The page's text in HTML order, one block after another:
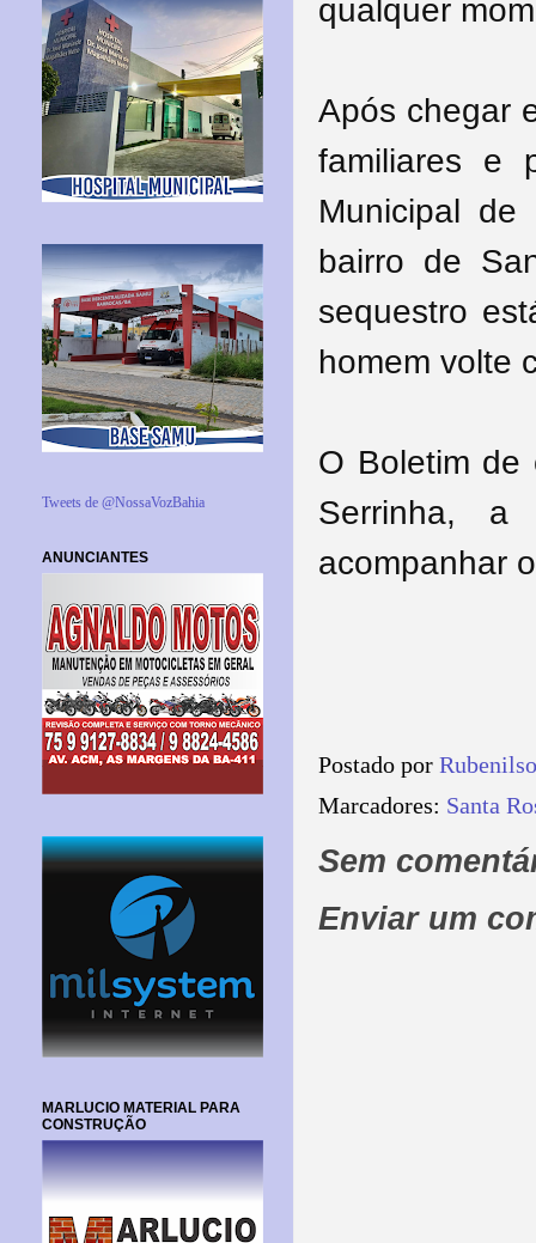
qualquer
Após chegar
familiares e
Municipal
bairro de
sequestro
homem volte
O Boletim de
Serrinha, a
acompanhar
Postado por
Marcadores: Santa
Sem
Enviar um
Tweets de @NossaVozBahia
ANUNCIANTES
MARLUCIO MATERIAL PARA
CONSTRUÇÃO